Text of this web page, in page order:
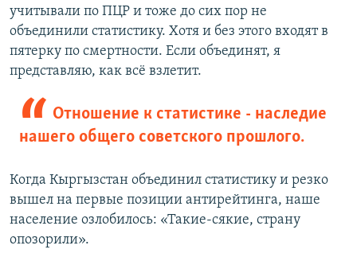
учитывали по ПЦР и тоже до сих пор не
объединили статистику. Хотя и без этого входят в
пятерку по смертности. Если объединят, я
представляю, как всё взлетит.
Отношение к статистике - наследие
нашего общего советского прошлого.
Когда Кыргызстан объединил статистику и резко
вышел на первые позиции антирейтинга, наше
население озлобилось: «Такие-сякие, страну
опозорили».